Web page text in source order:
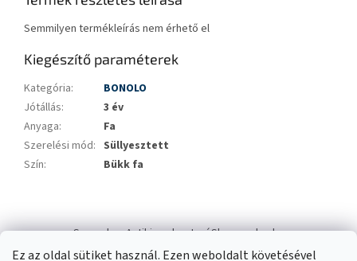
Ez az oldal sütiket használ. Ezen weboldalt követésével
Semmilyen termékleírás nem érhető el
Kiegészítő paraméterek
Kategória:
BONOLO
Jótállás:
3 év
Anyaga:
Fa
Szerelési mód: Süllyesztett
Szín: Bükk fa
á
Swana.hu Antikizzo.hu IzzóShop solyo.hu